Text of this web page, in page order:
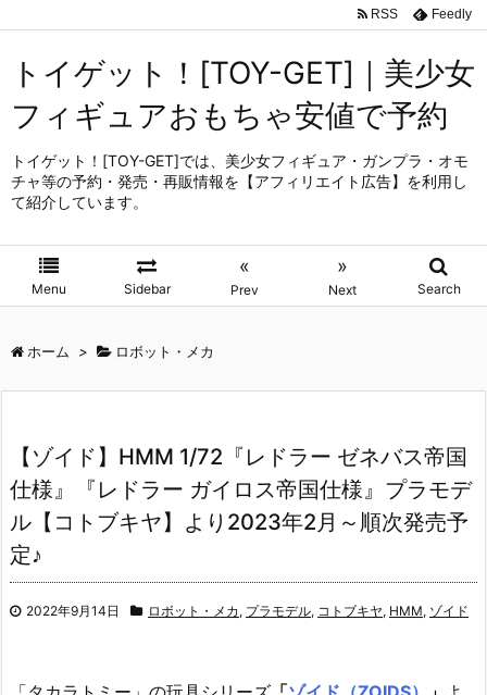
トイゲット！[TOY-GET]｜美少女
フィギュアおもちゃ安値で予約
トイゲット！[TOY-GET]では、美少女フィギュア・ガンプラ・オモ
チャ等の予約・発売・再販情報を【アフィリエイト広告】を利用し
て紹介しています。
Menu Sidebar
«
Prev
»
Next Search
RSS Feedly
ホーム > ロボット・メカ
【ゾイド】HMM 1/72『レドラー ゼネバス帝国
仕様』『レドラー ガイロス帝国仕様』プラモデ
ル【コトブキヤ】より2023年2月～順次発売予
定♪
2022年9月14日 ロボット・メカ , プラモデル, コトブキヤ, HMM, ゾイド